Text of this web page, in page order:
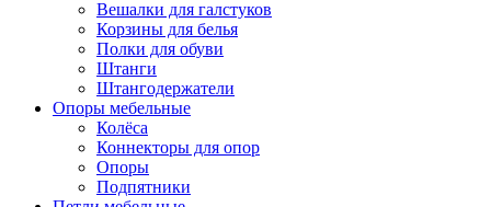
Вешалки для галстуков
Корзины для белья
Полки для обуви
Штанги
Штангодержатели
Опоры мебельные
Колёса
Коннекторы для опор
Опоры
Подпятники